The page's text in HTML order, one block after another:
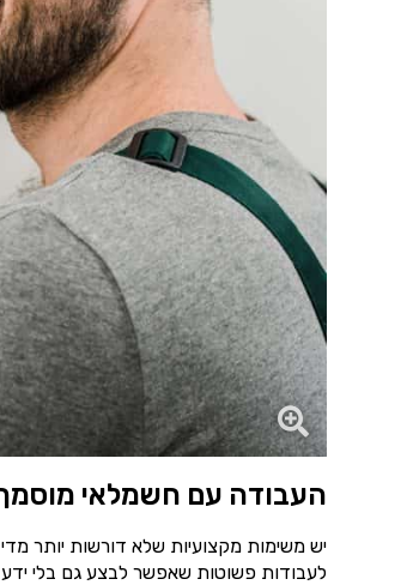
העבודה עם חשמלאי
יש משימות מקצועיות שלא דורשות יותר
לעבודות פשוטות שאפשר לבצע גם בלי